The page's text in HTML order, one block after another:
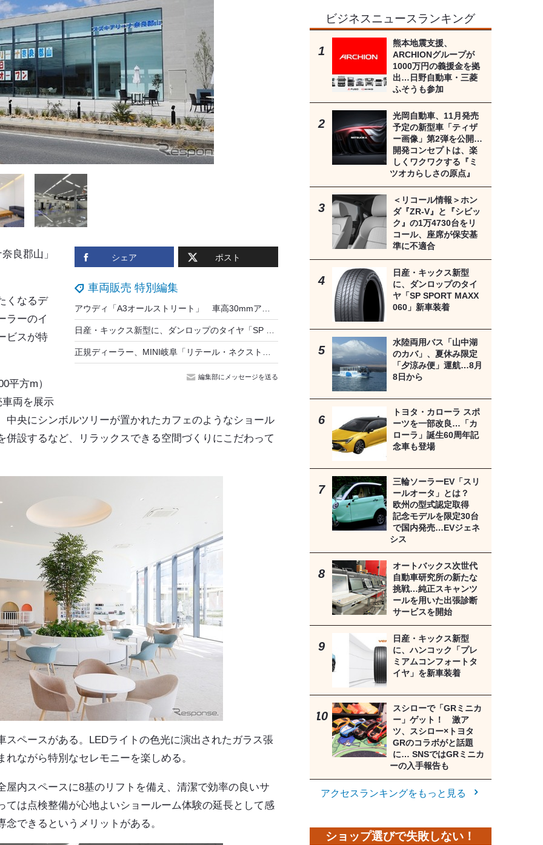
シェア ポスト
車両販売 特別編集
編集部にメッセージを送る
良郡山」
くなるデ
ラーのイ
ビスが特
平方m）
両を展示
央にシンボルツリーが置かれたカフェのようなショール
設するなど、リラックスできる空間づくりにこだわって
ペースがある。LEDライトの色光に演出されたガラス張
ながら特別なセレモニーを楽しめる。
内スペースに8基のリフトを備え、清潔で効率の良いサ
は点検整備が心地よいショールーム体験の延長として感
できるというメリットがある。
ビジネスニュースランキング
熊本地震支援、
ARCHIONグループが
1000万円の義援金を拠
出…日野自動車・三菱
ふそうも参加
光岡自動車、11月発売
予定の新型車「ティザ
ー画像」第2弾を公開…
開発コンセプトは、楽
しくワクワクする『ミ
ツオカらしさの原点』
＜リコール情報＞ホン
ダ『ZR-V』と『シビッ
ク』の1万4730台をリ
コール、座席が保安基
準に不適合
日産・キックス新型
に、ダンロップのタイ
ヤ「SP SPORT MAXX
060」新車装着
水陸両用バス「山中湖
のカバ」、夏休み限定
「夕涼み便」運航…8月
8日から
トヨタ・カローラ スポ
ーツを一部改良…「カ
ローラ」誕生60周年記
念車も登場
三輪ソーラーEV「スリ
ールオータ」とは？
欧州の型式認定取得
記念モデルを限定30台
で国内発売…EVジェネ
シス
オートバックス次世代
自動車研究所の新たな
挑戦…純正スキャンツ
ールを用いた出張診断
サービスを開始
日産・キックス新型
に、ハンコック「プレ
ミアムコンフォートタ
イヤ」を新車装着
スシローで「GRミニカ
ー」ゲット！ 激ア
ツ、スシロー×トヨタ
GRのコラボがと話題
に… SNSではGRミニカ
ーの入手報告も
アクセスランキングをもっと見る